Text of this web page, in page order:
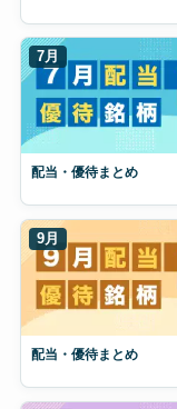
7月
配当・優待まとめ
9月
配当・優待まとめ